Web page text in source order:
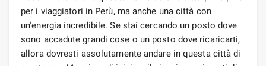
per i viaggiatori in Perù, ma anche una città con
un'energia incredibile. Se stai cercando un posto dove
sono accadute grandi cose o un posto dove ricaricarti,
allora dovresti assolutamente andare in questa città di